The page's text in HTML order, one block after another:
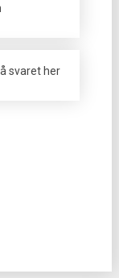
svaret her